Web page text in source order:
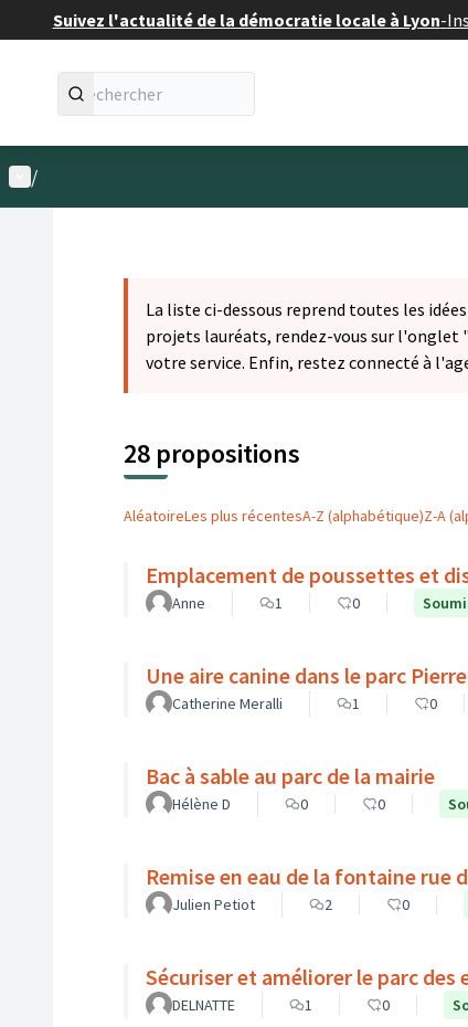
Suivez l'actualité de la démocratie locale à Lyon-
Menu utilisateur
/
La liste ci-dessous reprend toutes les
projets lauréats, rendez-vous sur l'onglet
votre service. Enfin, restez connecté à
28 propositions
AléatoireLes plus récentesA-Z (alphabétique)Z-A
Emplacement de poussettes et
Anne 1 0
Une aire canine dans le parc
Catherine Meralli 1 0
Bac à sable au parc de la mairie
Hélène D 0 0
Remise en eau de la fontaine rue
Julien Petiot 2 0
Sécuriser et améliorer le parc
DELNATTE 1 0